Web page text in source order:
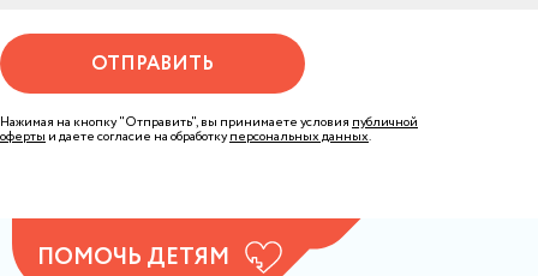
ОТПРАВИТЬ
Нажимая на кнопку "Отправить", вы принимаете условияпубличной
офертыи даете согласие на обработкуперсональных данных.
ПОМОЧЬ ДЕТЯМ